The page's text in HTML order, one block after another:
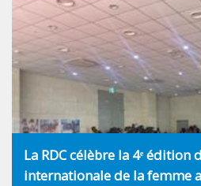
La RDC célèbre la 4ᵉ édition
internationale de la femme